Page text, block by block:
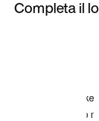
Completa il